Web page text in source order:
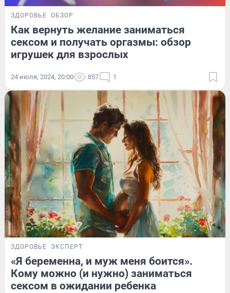
ЗДОРОВЬЕ ОБЗОР
Как вернуть желание заниматься
сексом и получать оргазмы: обзор
игрушек для взрослых
24 июля, 2024, 20:00 857 1
ЗДОРОВЬЕ ЭКСПЕРТ
«Я беременна, и муж меня боится».
Кому можно (и нужно) заниматься
сексом в ожидании ребенка